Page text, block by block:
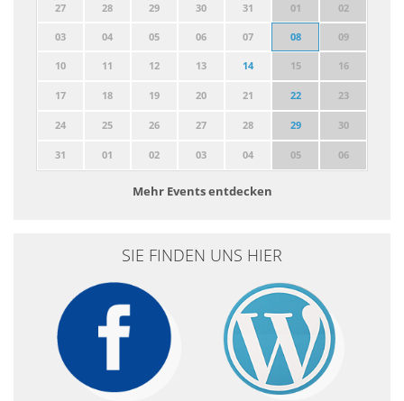
27
28 29 30 31 01 02
03 04 05 06 07 08 09
10 11 12 13 14 15 16
17 18 19 20 21 22 23
24 25 26 27 28 29 30
31 01 02 03 04 05 06
Mehr Events entdecken
SIE FINDEN UNS HIER